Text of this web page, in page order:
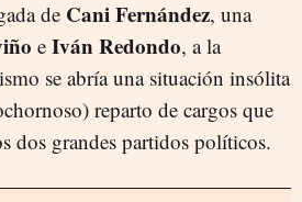
de Cani Fernández, una
e Iván Redondo, a la
se abría una situación insólita
reparto de cargos que
dos grandes partidos políticos.